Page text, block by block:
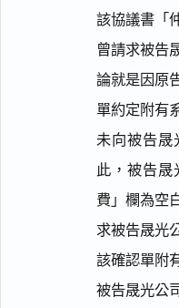
該協議書「
曾請求被告
論就是因原
單約定附有
未向被告晟
此，被告
費」欄為空
求被告晟光
該確認單附
被告晟光公